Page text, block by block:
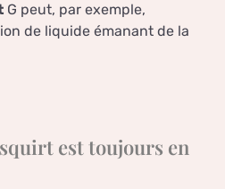
G peut, par exemple,
de liquide émanant de la
est toujours en